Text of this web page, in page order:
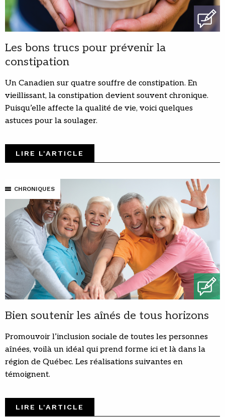
Les bons trucs pour prévenir la
constipation
Un Canadien sur quatre souffre de constipation. En
vieillissant, la constipation devient souvent chronique.
Puisqu’elle affecte la qualité de vie, voici quelques
astuces pour la soulager.
LIRE L'ARTICLE
CHRONIQUES
Bien soutenir les aînés de tous horizons
Promouvoir l’inclusion sociale de toutes les personnes
aînées, voilà un idéal qui prend forme ici et là dans la
région de Québec. Les réalisations suivantes en
témoignent.
LIRE L'ARTICLE